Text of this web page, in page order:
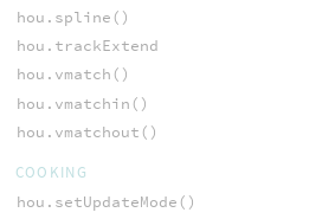
hou.spline()
hou.trackExtend
hou.vmatch()
hou.vmatchin()
hou.vmatchout()
COOKING
hou.setUpdateMode()